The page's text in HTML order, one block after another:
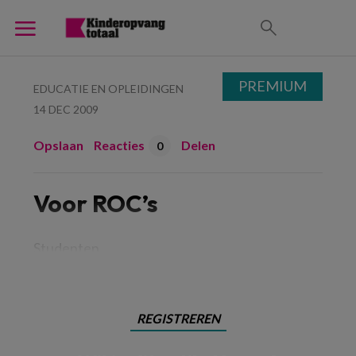
EDUCATIE EN OPLEIDINGEN
14 DEC 2009
Opslaan Reacties 0 Delen
Voor ROC’s
REGISTREREN
PREMIUM